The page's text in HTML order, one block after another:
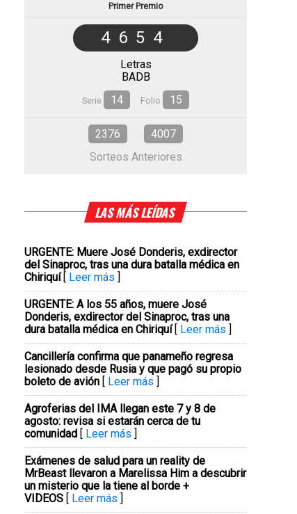
Primer Premio
4654
Letras
BADB
Serie 14 Folio 15
2376
4007
Sorteos Anteriores
LAS MÁS LEÍDAS
URGENTE: Muere José Donderis, exdirector
del Sinaproc, tras una dura batalla médica en
Chiriquí [ Leer más ]
URGENTE: A los 55 años, muere José
Donderis, exdirector del Sinaproc, tras una
dura batalla médica en Chiriquí [ Leer más ]
Cancillería confirma que panameño regresa
lesionado desde Rusia y que pagó su propio
boleto de avión [ Leer más ]
Agroferias del IMA llegan este 7 y 8 de
agosto: revisa si estarán cerca de tu
comunidad [ Leer más ]
Exámenes de salud para un reality de
MrBeast llevaron a Marelissa Him a descubrir
un misterio que la tiene al borde +
VIDEOS [ Leer más ]